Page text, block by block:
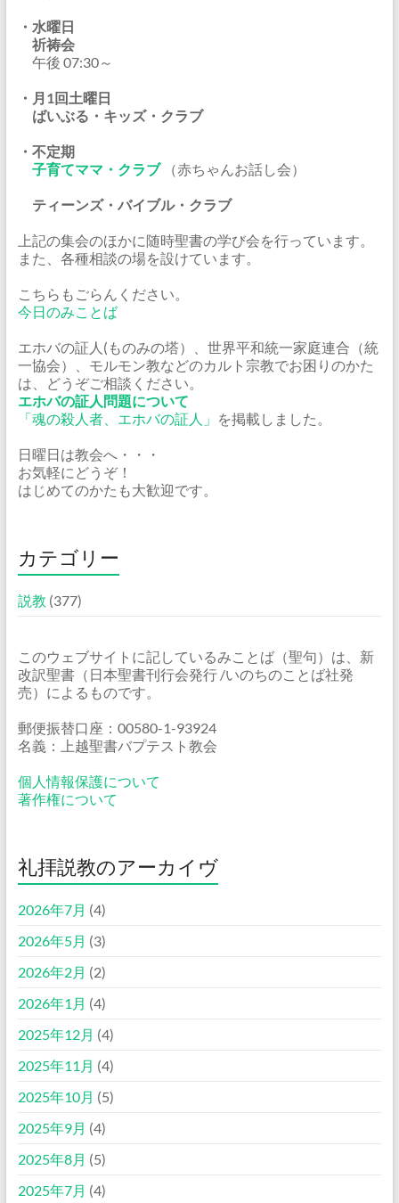
・水曜日
祈祷会
午後 07:30～
・月1回土曜日
ばいぶる・キッズ・クラブ
・不定期
子育てママ・クラブ（赤ちゃんお話し会）
ティーンズ・バイブル・クラブ
上記の集会のほかに随時聖書の学び会を行っています。
また、各種相談の場を設けています。
こちらもごらんください。
今日のみことば
エホバの証人(ものみの塔）、世界平和統一家庭連合（統
一協会）、モルモン教などのカルト宗教でお困りのかた
は、どうぞご相談ください。
エホバの証人問題について
「魂の殺人者、エホバの証人」 を掲載しました。
日曜日は教会へ・・・
お気軽にどうぞ！
はじめてのかたも大歓迎です。
カテゴリー
説教 (377)
このウェブサイトに記しているみことば（聖句）は、新
改訳聖書（日本聖書刊行会発行 /いのちのことば社発
売）によるものです。
郵便振替口座：00580-1-93924
名義：上越聖書バプテスト教会
個人情報保護について
著作権について
礼拝説教のアーカイヴ
2026年7月 (4)
2026年5月 (3)
2026年2月 (2)
2026年1月 (4)
2025年12月 (4)
2025年11月 (4)
2025年10月 (5)
2025年9月 (4)
2025年8月 (5)
2025年7月 (4)